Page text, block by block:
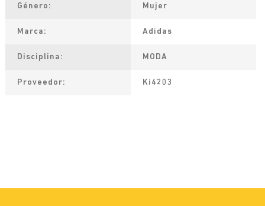
Género Mujer
Marca Adidas
Disciplina MODA
Proveedor Ki4203